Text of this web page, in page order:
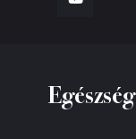
Egészség